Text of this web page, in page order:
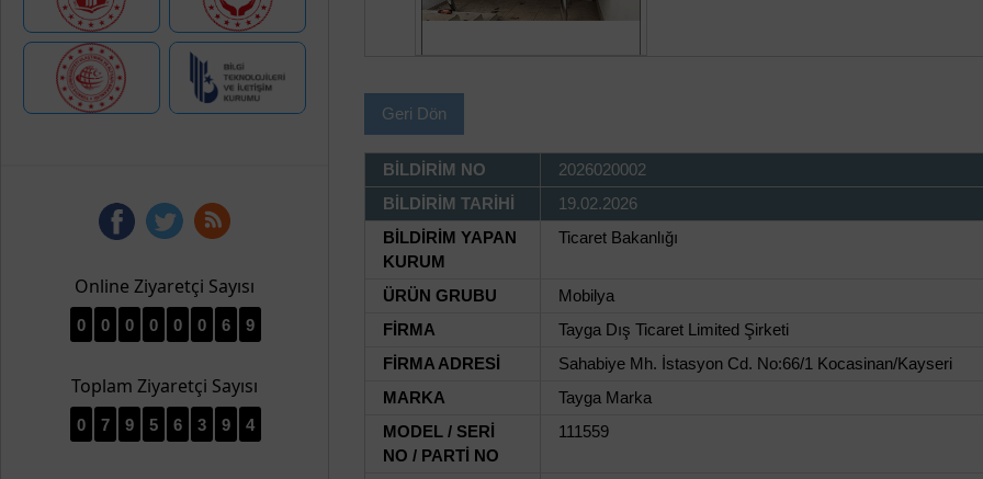
Online Ziyaretçi Sayısı
0 0 0 0 0 0 6 9
Toplam Ziyaretçi Sayısı
0 7 9 5 6 3 9 4
Geri Dön
BİLDİRİM NO
2026020002
BİLDİRİM TARİHİ
19.02.2026
BİLDİRİM YAPAN
KURUM
Ticaret Bakanlığı
ÜRÜN GRUBU
Mobilya
FİRMA
Tayga Dış Ticaret Limited Şirketi
FİRMA ADRESİ
Sahabiye Mh. İstasyon Cd. No:66/1 Kocasinan/Kayseri
MARKA
Tayga Marka
MODEL / SERİ
NO / PARTİ NO
111559